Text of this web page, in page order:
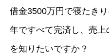
借金3500万円で寝たき
年ですべて完済し、売
を知りたいですか？